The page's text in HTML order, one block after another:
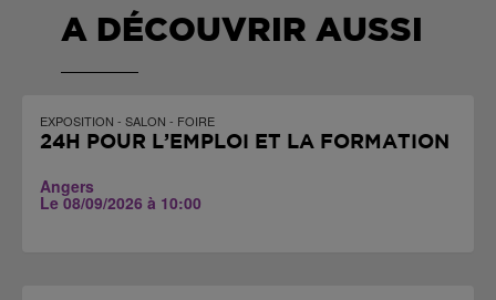
A DÉCOUVRIR AUSSI
EXPOSITION - SALON - FOIRE
24H POUR L’EMPLOI ET LA FORMATION
Angers
Le 08/09/2026 à 10:00